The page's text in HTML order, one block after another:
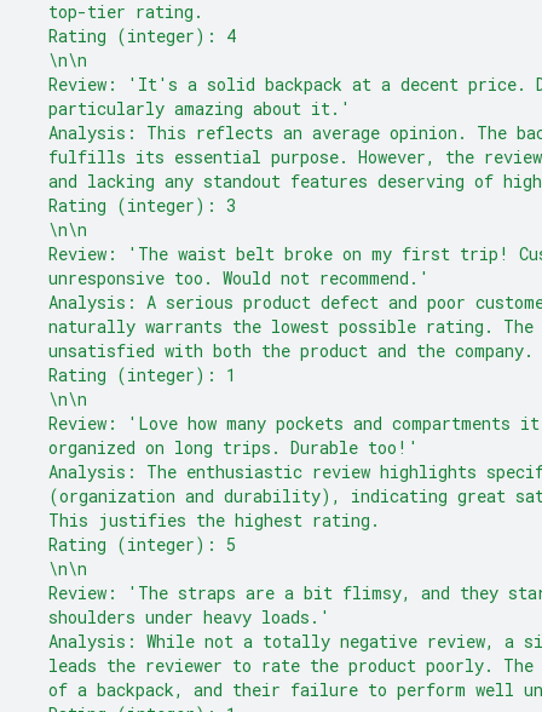
  top-tier rating.
  Rating (integer): 4
  \n\n
Review: 'It's a solid backpack at a decent price.
  particularly amazing about it.'
Analysis: This reflects an average opinion. The
fulfills its essential purpose. However, the
and lacking any standout features deserving of
  Rating (integer): 3
  \n\n
Review: 'The waist belt broke on my first trip!
  unresponsive too. Would not recommend.'
Analysis: A serious product defect and poor
naturally warrants the lowest possible rating.
  unsatisfied with both the product and the company.
  Rating (integer): 1
  \n\n
Review: 'Love how many pockets and compartments
  organized on long trips. Durable too!'
Analysis: The enthusiastic review highlights
(organization and durability), indicating great
  This justifies the highest rating.
  Rating (integer): 5
  \n\n
Review: 'The straps are a bit flimsy, and they
  shoulders under heavy loads.'
Analysis: While not a totally negative review, a
leads the reviewer to rate the product poorly.
of a backpack, and their failure to perform well